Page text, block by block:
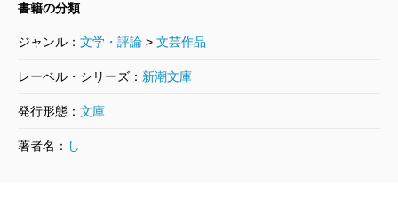
書籍の分類
ジャンル： 文学・評論 > 文芸作品
レーベル・シリーズ： 新潮文庫
発行形態： 文庫
著者名： し